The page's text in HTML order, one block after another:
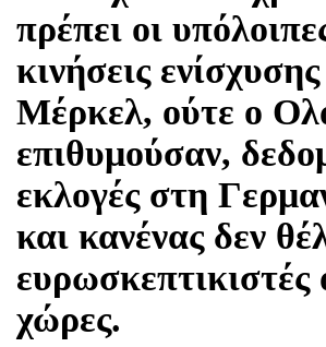
πρέπει οι
κινήσεις
Μέρκελ, ούτε ο
επιθυμούσαν,
εκλογές στη
και κανένας δεν
ευρωσκεπτικιστές
χώρες.